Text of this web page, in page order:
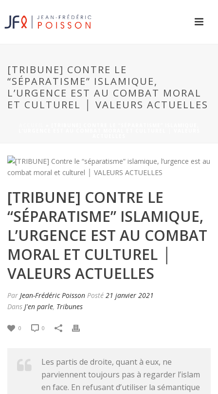
[TRIBUNE] CONTRE LE
“SÉPARATISME” ISLAMIQUE,
L’URGENCE EST AU COMBAT MORAL
ET CULTUREL │ VALEURS ACTUELLES
[TRIBUNE] CONTRE LE
“SÉPARATISME” ISLAMIQUE,
L’URGENCE EST AU COMBAT
MORAL ET CULTUREL │
VALEURS ACTUELLES
Par Jean-Frédéric Poisson Posté 21 janvier 2021
Dans J'en parle, Tribunes
0 0
Les partis de droite, quant à eux, ne
parviennent toujours pas à regarder l’islam
en face. En refusant d’utiliser la sémantique